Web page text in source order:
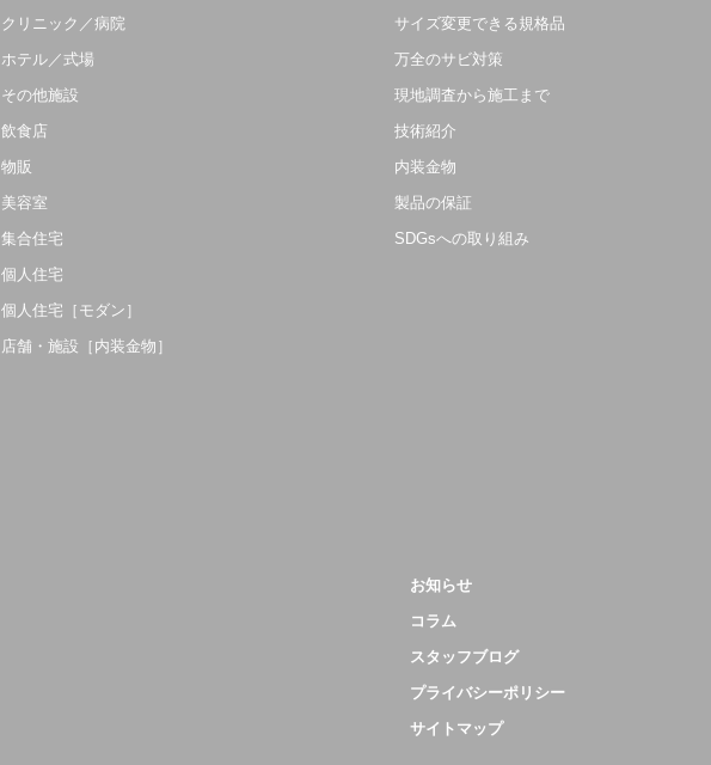
クリニック／病院
ホテル／式場
その他施設
飲食店
物販
美容室
集合住宅
個人住宅
個人住宅［モダン］
店舗・施設［内装金物］
サイズ変更できる規格品
万全のサビ対策
現地調査から施工まで
技術紹介
内装金物
製品の保証
SDGsへの取り組み
お知らせ
コラム
スタッフブログ
プライバシーポリシー
サイトマップ